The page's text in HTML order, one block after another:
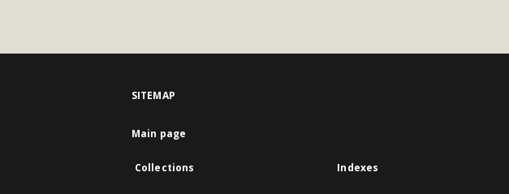
SITEMAP
Main page
Collections Indexes